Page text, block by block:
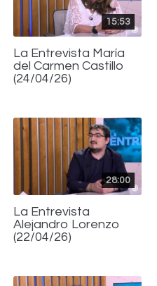
15:53
La Entrevista María
del Carmen Castillo
(24/04/26)
28:00
La Entrevista
Alejandro Lorenzo
(22/04/26)